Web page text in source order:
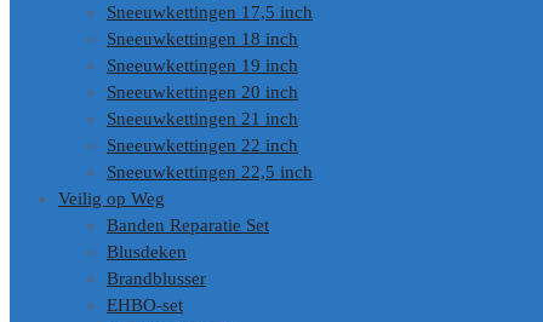
Sneeuwkettingen 17,5 inch
Sneeuwkettingen 18 inch
Sneeuwkettingen 19 inch
Sneeuwkettingen 20 inch
Sneeuwkettingen 21 inch
Sneeuwkettingen 22 inch
Sneeuwkettingen 22,5 inch
Veilig op Weg
Banden Reparatie Set
Blusdeken
Brandblusser
EHBO-set